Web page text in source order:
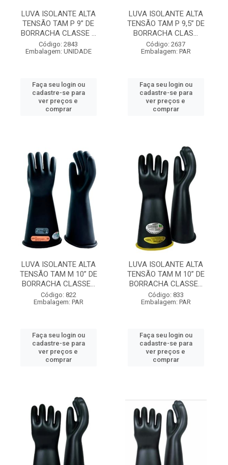
LUVA ISOLANTE ALTA
TENSÃO TAM P 9” DE
BORRACHA CLASSE ...
Código: 2843
Embalagem: UNIDADE
Faça seu login ou
cadastre-se para
ver preços e
comprar
LUVA ISOLANTE ALTA
TENSÃO TAM P 9,5” DE
BORRACHA CLAS...
Código: 2637
Embalagem: PAR
Faça seu login ou
cadastre-se para
ver preços e
comprar
LUVA ISOLANTE ALTA
TENSÃO TAM M 10” DE
BORRACHA CLASSE...
Código: 822
Embalagem: PAR
Faça seu login ou
cadastre-se para
ver preços e
comprar
LUVA ISOLANTE ALTA
TENSÃO TAM M 10” DE
BORRACHA CLASSE...
Código: 833
Embalagem: PAR
Faça seu login ou
cadastre-se para
ver preços e
comprar